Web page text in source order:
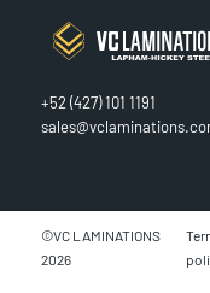
CONTACT
+52 (427) 101 1191
©VC LAMINATIONS
2026